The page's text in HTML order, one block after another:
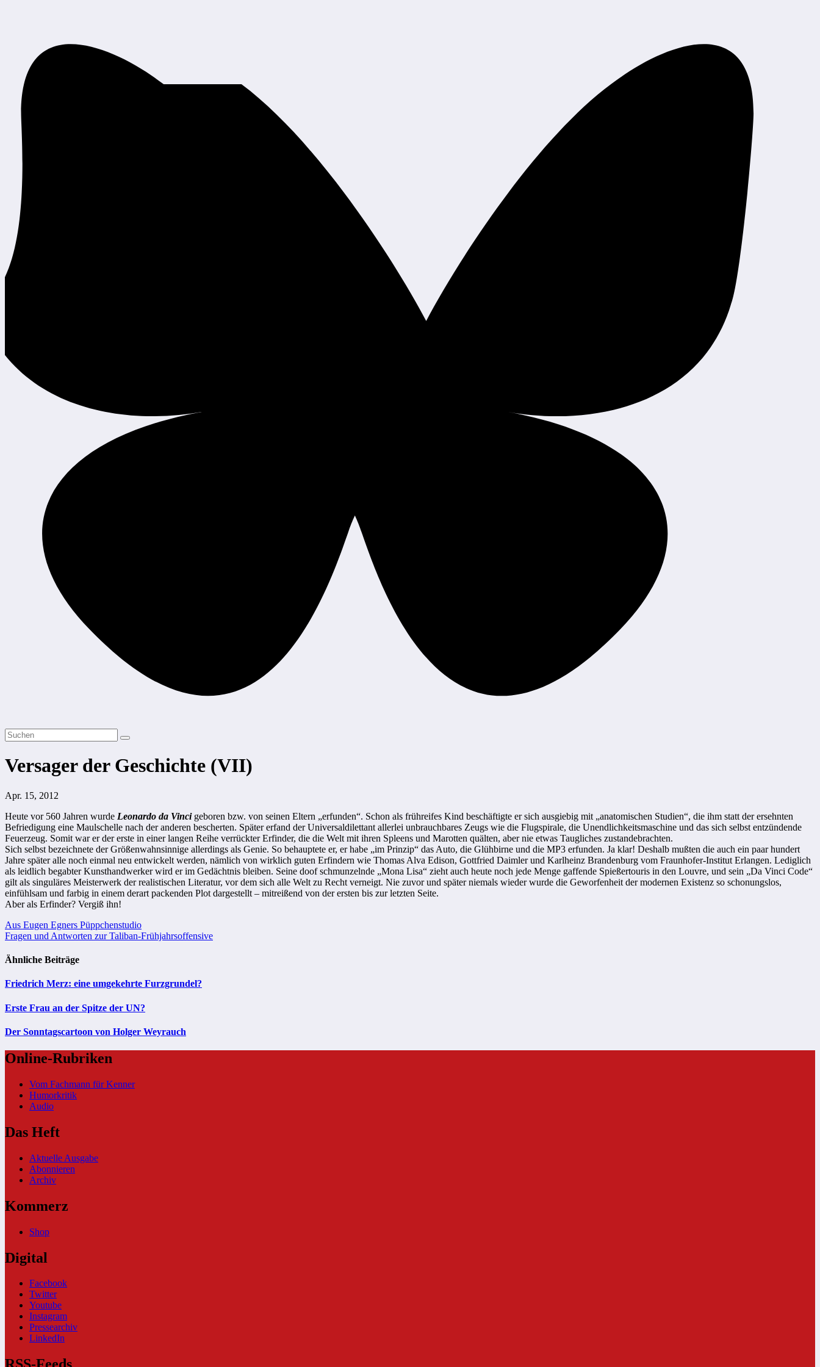
Versager der Geschichte (VII)
Apr. 15, 2012
Heute vor 560 Jahren wurde Leonardo da Vincigeboren bzw. von seinen Eltern „erfunden“. Schon als frühreifes Kind beschäftigte er sich ausgiebig mit „anatomischen Studien“, die ihm statt der ersehnten
Befriedigung eine Maulschelle nach der anderen bescherten. Später erfand der Universaldilettant allerlei unbrauchbares Zeugs wie die Flugspirale, die Unendlichkeitsmaschine und das sich selbst entzündende
Feuerzeug. Somit war er der erste in einer langen Reihe verrückter Erfinder, die die Welt mit ihren Spleens und Marotten quälten, aber nie etwas Taugliches zustandebrachten.
Sich selbst bezeichnete der Größenwahnsinnige allerdings als Genie. So behauptete er, er habe „im Prinzip“ das Auto, die Glühbirne und die MP3 erfunden. Ja klar! Deshalb mußten die auch ein paar hundert
Jahre später alle noch einmal neu entwickelt werden, nämlich von wirklich guten Erfindern wie Thomas Alva Edison, Gottfried Daimler und Karlheinz Brandenburg vom Fraunhofer-Institut Erlangen. Lediglich
als leidlich begabter Kunsthandwerker wird er im Gedächtnis bleiben. Seine doof schmunzelnde „Mona Lisa“ zieht auch heute noch jede Menge gaffende Spießertouris in den Louvre, und sein „Da Vinci Code“
gilt als singuläres Meisterwerk der realistischen Literatur, vor dem sich alle Welt zu Recht verneigt. Nie zuvor und später niemals wieder wurde die Geworfenheit der modernen Existenz so schonungslos,
einfühlsam und farbig in einem derart packenden Plot dargestellt – mitreißend von der ersten bis zur letzten Seite.
Aber als Erfinder? Vergiß ihn!
Beitragsnavigation
Aus Eugen Egners Püppchenstudio
Fragen und Antworten zur Taliban-Frühjahrsoffensive
Ähnliche Beiträge
Friedrich Merz: eine umgekehrte Furzgrundel?
Erste Frau an der Spitze der UN?
Der Sonntagscartoon von Holger Weyrauch
Online-Rubriken
Vom Fachmann für Kenner
Humorkritik
Audio
Das Heft
Aktuelle Ausgabe
Abonnieren
Archiv
Kommerz
Shop
Digital
Facebook
Twitter
Youtube
Instagram
Pressearchiv
LinkedIn